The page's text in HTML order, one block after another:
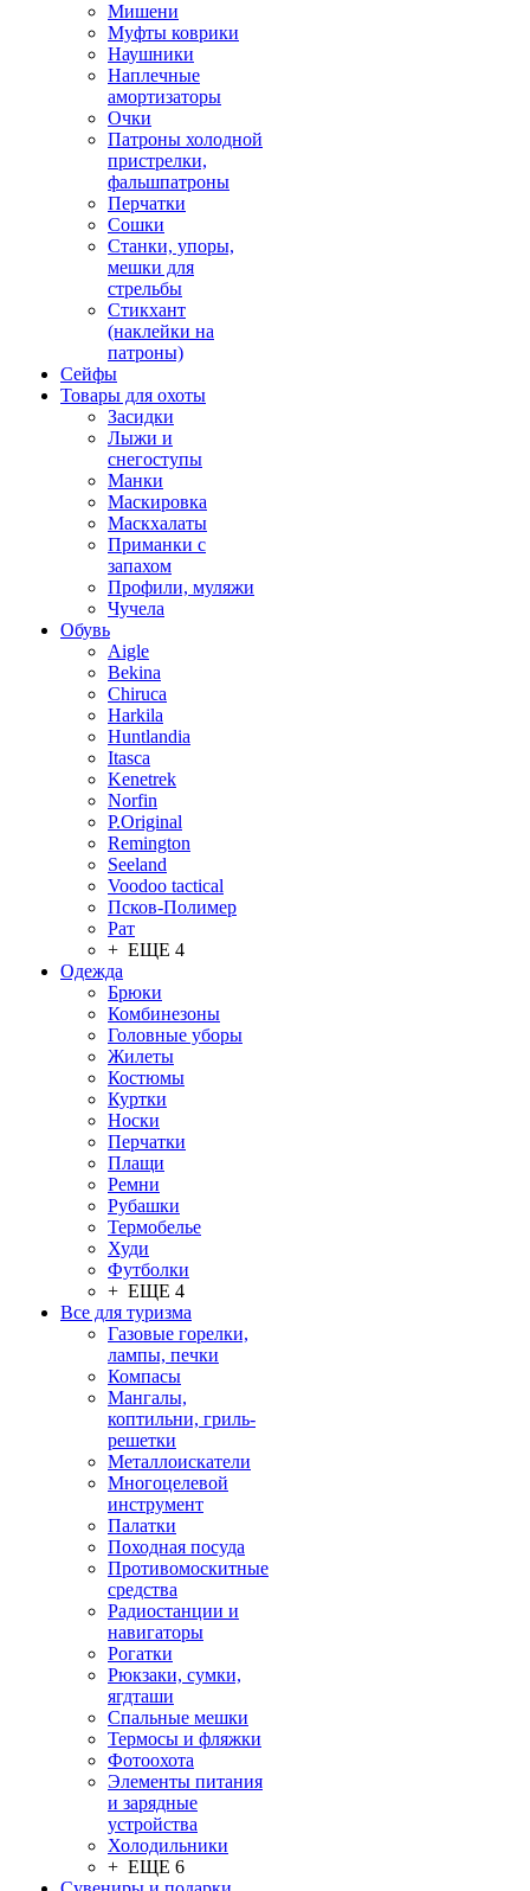
Мишени
Муфты коврики
Наушники
Наплечные
амортизаторы
Очки
Патроны холодной
пристрелки,
фальшпатроны
Перчатки
Сошки
Станки, упоры,
мешки для
стрельбы
Стикхант
(наклейки на
патроны)
Сейфы
Товары для охоты
Засидки
Лыжи и
снегоступы
Манки
Маскировка
Маскхалаты
Приманки с
запахом
Профили, муляжи
Чучела
Обувь
Aigle
Bekina
Chiruсa
Harkila
Huntlandia
Itasca
Kenetrek
Norfin
P.Original
Remington
Seeland
Voodoo tactical
Псков-Полимер
Рат
+ ЕЩЕ 4
Одежда
Брюки
Комбинезоны
Головные уборы
Жилеты
Костюмы
Куртки
Носки
Перчатки
Плащи
Ремни
Рубашки
Термобелье
Худи
Футболки
+ ЕЩЕ 4
Все для туризма
Газовые горелки,
лампы, печки
Компасы
Мангалы,
коптильни, гриль-
решетки
Металлоискатели
Многоцелевой
инструмент
Палатки
Походная посуда
Противомоскитные
средства
Радиостанции и
навигаторы
Рогатки
Рюкзаки, сумки,
ягдташи
Спальные мешки
Термосы и фляжки
Фотоохота
Элементы питания
и зарядные
устройства
Холодильники
+ ЕЩЕ 6